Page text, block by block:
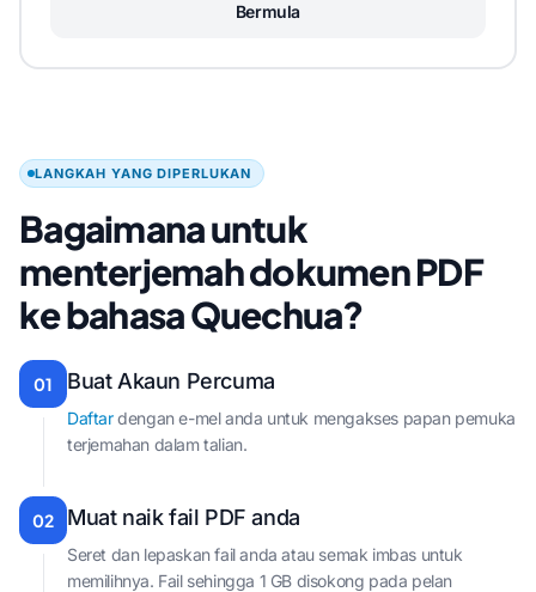
Bermula
LANGKAH YANG DIPERLUKAN
Bagaimana untuk
menterjemah dokumen PDF
ke bahasa Quechua?
01 Buat Akaun Percuma
Daftardengan e-mel anda untuk mengakses papan pemuka
terjemahan dalam talian.
02 Muat naik fail PDF anda
Seret dan lepaskan fail anda atau semak imbas untuk
memilihnya. Fail sehingga 1 GB disokong pada pelan